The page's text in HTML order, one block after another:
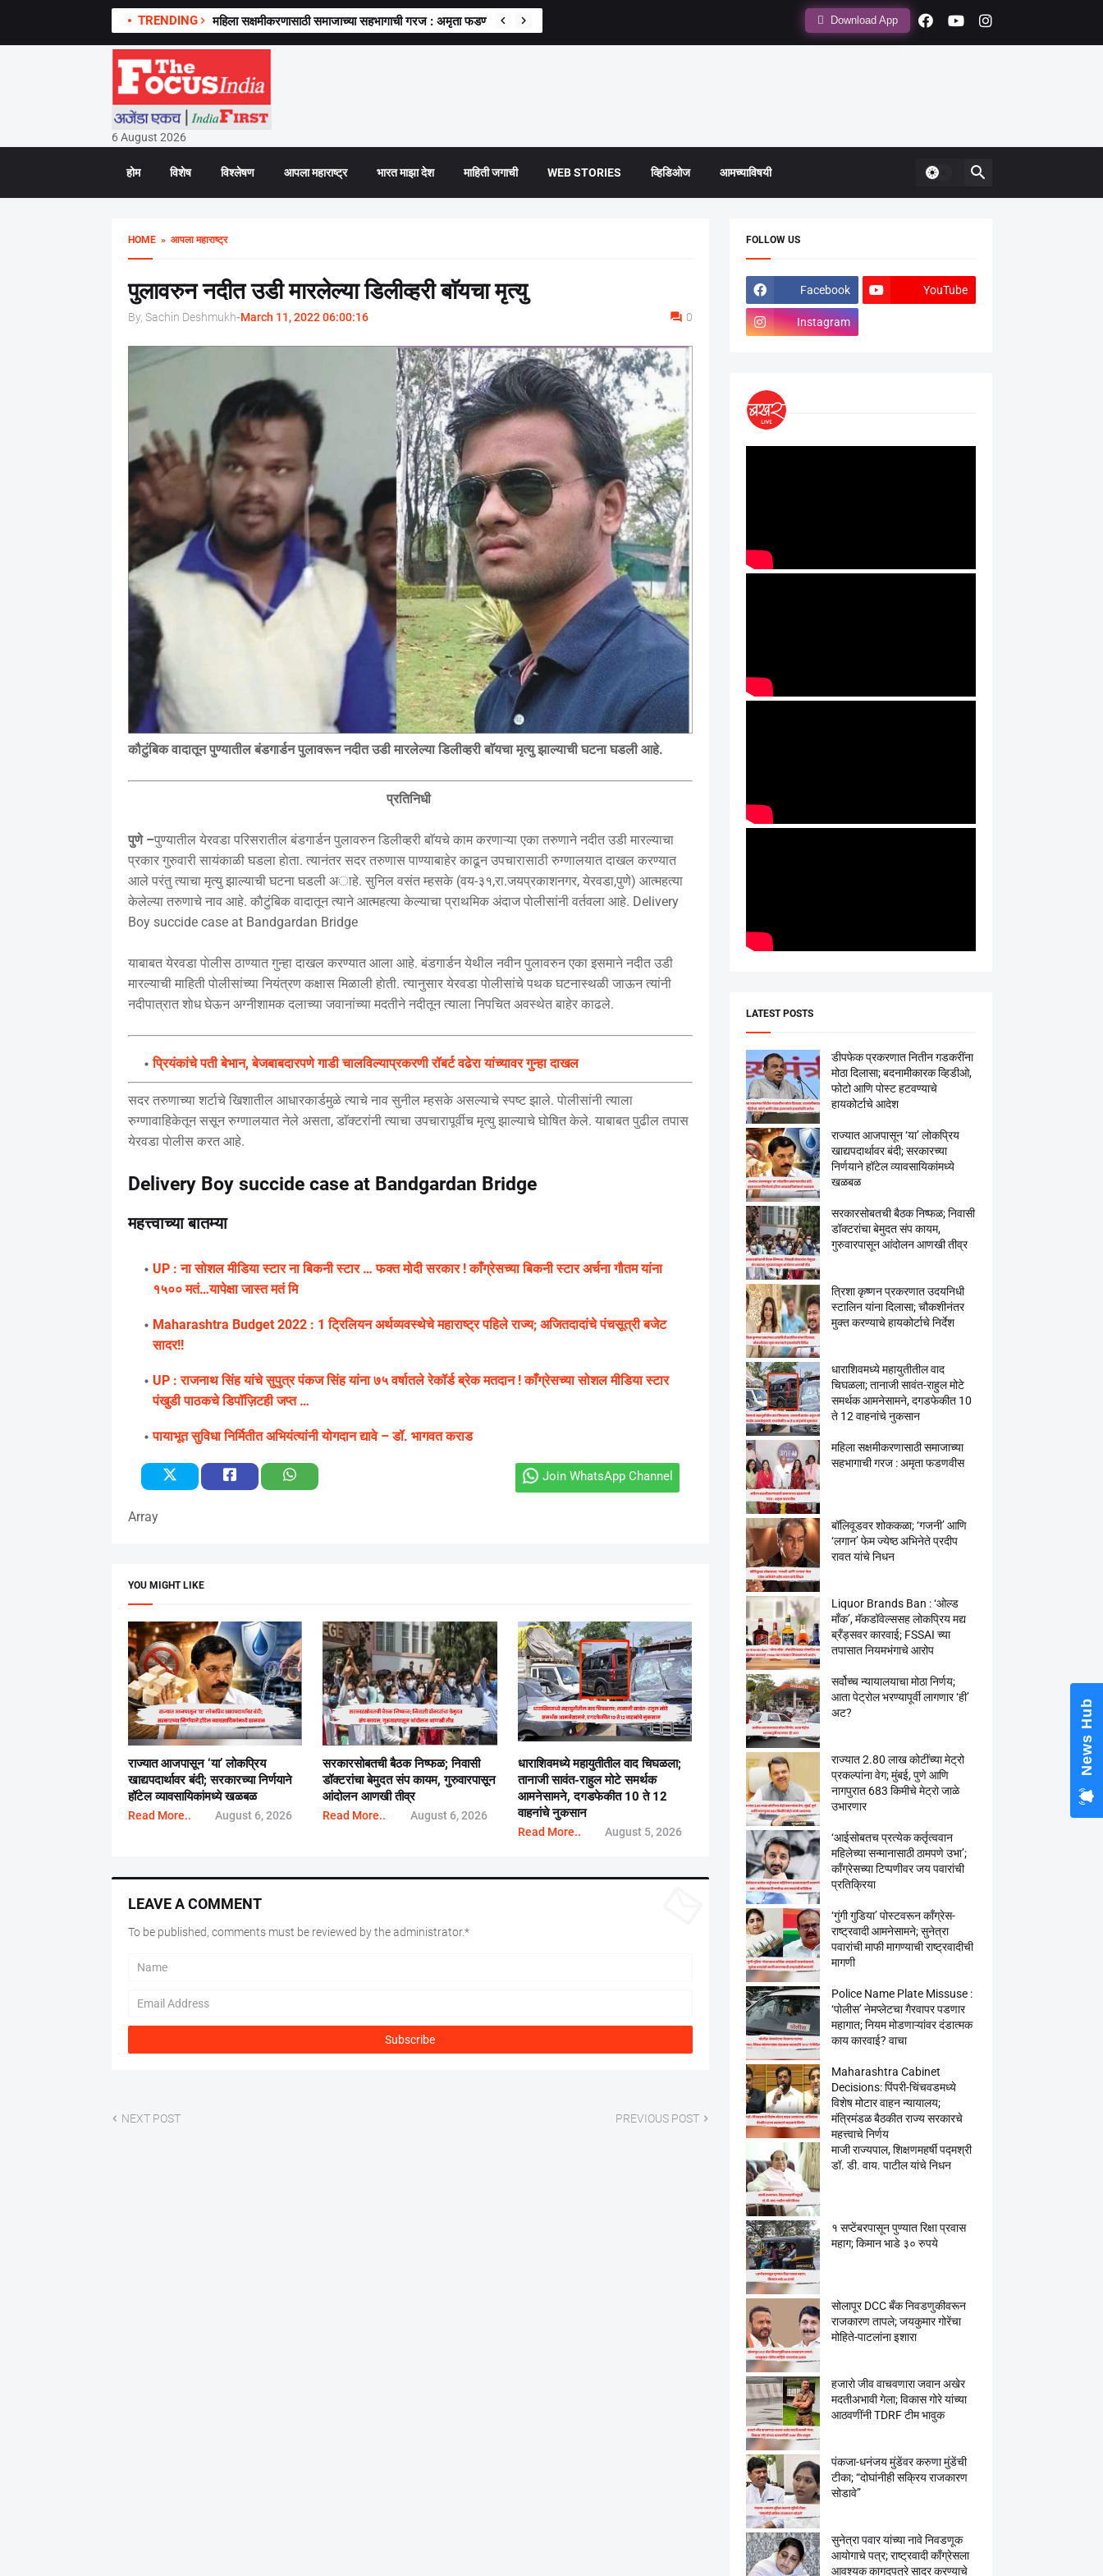
TRENDING महिला सक्षमीकरणासाठी समाजाच्या सहभागाची गरज : अमृता फडणवीस Download App
6 August 2026
होम विशेष विश्लेषण आपला महाराष्ट्र भारत माझा देश माहिती जगाची WEB STORIES व्हिडिओज आमच्याविषयी
HOME» आपला महाराष्ट्र
पुलावरुन नदीत उडी मारलेल्या डिलीव्हरी बाॅयचा मृत्यु
By, Sachin Deshmukh-March 11, 2022 06:00:16 0
कौटुंबिक वादातून पुण्यातील बंडगार्डन पुलावरून नदीत उडी मारलेल्या डिलीव्हरी बाॅयचा मृत्यु झाल्याची घटना घडली आहे.
प्रतिनिधी
पुणे –पुण्यातील येरवडा परिसरातील बंडगार्डन पुलावरुन डिलीव्हरी बाॅयचे काम करणाऱ्या एका तरुणाने नदीत उडी मारल्याचा
प्रकार गुरुवारी सायंकाळी घडला हाेता. त्यानंतर सदर तरुणास पाण्याबाहेर काढून उपचारासाठी रुग्णालयात दाखल करण्यात
आले परंतु त्याचा मृत्यु झाल्याची घटना घडली अाहे. सुनिल वसंत म्हसके (वय-३१,रा.जयप्रकाशनगर, येरवडा,पुणे) आत्महत्या
केलेल्या तरुणाचे नाव आहे. काैटुंबिक वादातून त्याने आत्महत्या केल्याचा प्राथमिक अंदाज पाेलीसांनी वर्तवला आहे. Delivery
Boy succide case at Bandgardan Bridge
याबाबत येरवडा पाेलीस ठाण्यात गुन्हा दाखल करण्यात आला आहे. बंडगार्डन येथील नवीन पुलावरुन एका इसमाने नदीत उडी
मारल्याची माहिती पाेलीसांच्या नियंत्रण कक्षास मिळाली हाेती. त्यानुसार येरवडा पाेलीसांचे पथक घटनास्थळी जाऊन त्यांनी
नदीपात्रात शाेध घेऊन अग्नीशामक दलाच्या जवानांच्या मदतीने नदीतून त्याला निपचित अवस्थेत बाहेर काढले.
प्रियंकांचे पती बेभान, बेजबाबदारपणे गाडी चालविल्याप्रकरणी रॉबर्ट वढेरा यांच्यावर गुन्हा दाखल
सदर तरुणाच्या शर्टाचे खिशातील आधारकार्डमुळे त्याचे नाव सुनील म्हसके असल्याचे स्पष्ट झाले. पाेलीसांनी त्याला
रुग्णावाहिकेतून ससून रुग्णालयात नेले असता, डाॅक्टरांनी त्याचा उपचारापूर्वीच मृत्यु झाल्याचे घाेषित केले. याबाबत पुढील तपास
येरवडा पाेलीस करत आहे.
Delivery Boy succide case at Bandgardan Bridge
महत्त्वाच्या बातम्या
UP : ना सोशल मीडिया स्टार ना बिकनी स्टार … फक्त मोदी सरकार ! काँग्रेसच्या बिकनी स्टार अर्चना गौतम यांना
१५०० मतं…यापेक्षा जास्त मतं मि
Maharashtra Budget 2022 : 1 ट्रिलियन अर्थव्यवस्थेचे महाराष्ट्र पहिले राज्य; अजितदादांचे पंचसूत्री बजेट
सादर!!
UP : राजनाथ सिंह यांचे सुपुत्र पंकज सिंह यांना ७५ वर्षातले रेकॉर्ड ब्रेक मतदान ! काँग्रेसच्या सोशल मीडिया स्टार
पंखुडी पाठकचे डिपॉज़िटही जप्त …
पायाभूत सुविधा निर्मितीत अभियंत्यांनी योगदान द्यावे – डॉ. भागवत कराड
Join WhatsApp Channel
Array
YOU MIGHT LIKE
राज्यात आजपासून ‘या’ लोकप्रिय
खाद्यपदार्थावर बंदी; सरकारच्या निर्णयाने
हॉटेल व्यावसायिकांमध्ये खळबळ
Read More.. August 6, 2026
सरकारसोबतची बैठक निष्फळ; निवासी
डॉक्टरांचा बेमुदत संप कायम, गुरुवारपासून
आंदोलन आणखी तीव्र
Read More.. August 6, 2026
धाराशिवमध्ये महायुतीतील वाद चिघळला;
तानाजी सावंत-राहुल मोटे समर्थक
आमनेसामने, दगडफेकीत 10 ते 12
वाहनांचे नुकसान
Read More.. August 5, 2026
LEAVE A COMMENT
To be published, comments must be reviewed by the administrator.*
NEXT POST PREVIOUS POST
FOLLOW US
Facebook YouTube
Instagram
LATEST POSTS
डीपफेक प्रकरणात नितीन गडकरींना
मोठा दिलासा; बदनामीकारक व्हिडीओ,
फोटो आणि पोस्ट हटवण्याचे
हायकोर्टाचे आदेश
राज्यात आजपासून ‘या’ लोकप्रिय
खाद्यपदार्थावर बंदी; सरकारच्या
निर्णयाने हॉटेल व्यावसायिकांमध्ये
खळबळ
सरकारसोबतची बैठक निष्फळ; निवासी
डॉक्टरांचा बेमुदत संप कायम,
गुरुवारपासून आंदोलन आणखी तीव्र
त्रिशा कृष्णन प्रकरणात उदयनिधी
स्टालिन यांना दिलासा; चौकशीनंतर
मुक्त करण्याचे हायकोर्टाचे निर्देश
धाराशिवमध्ये महायुतीतील वाद
चिघळला; तानाजी सावंत-राहुल मोटे
समर्थक आमनेसामने, दगडफेकीत 10
ते 12 वाहनांचे नुकसान
महिला सक्षमीकरणासाठी समाजाच्या
सहभागाची गरज : अमृता फडणवीस
बॉलिवूडवर शोककळा; ‘गजनी’ आणि
‘लगान’ फेम ज्येष्ठ अभिनेते प्रदीप
रावत यांचे निधन
Liquor Brands Ban : ‘ओल्ड
मॉंक’, मॅकडॉवेल्ससह लोकप्रिय मद्य
ब्रँड्सवर कारवाई; FSSAI च्या
तपासात नियमभंगाचे आरोप
सर्वोच्च न्यायालयाचा मोठा निर्णय;
आता पेट्रोल भरण्यापूर्वी लागणार ‘ही’
अट?
राज्यात 2.80 लाख कोटींच्या मेट्रो
प्रकल्पांना वेग; मुंबई, पुणे आणि
नागपुरात 683 किमीचे मेट्रो जाळे
उभारणार
‘आईसोबतच प्रत्येक कर्तृत्ववान
महिलेच्या सन्मानासाठी ठामपणे उभा’;
काँग्रेसच्या टिप्पणीवर जय पवारांची
प्रतिक्रिया
‘गुंगी गुडिया’ पोस्टवरून काँग्रेस-
राष्ट्रवादी आमनेसामने; सुनेत्रा
पवारांची माफी मागण्याची राष्ट्रवादीची
मागणी
Police Name Plate Missuse :
‘पोलीस’ नेमप्लेटचा गैरवापर पडणार
महागात; नियम मोडणाऱ्यांवर दंडात्मक
काय कारवाई? वाचा
Maharashtra Cabinet
Decisions: पिंपरी-चिंचवडमध्ये
विशेष मोटार वाहन न्यायालय;
मंत्रिमंडळ बैठकीत राज्य सरकारचे
महत्त्वाचे निर्णय
माजी राज्यपाल, शिक्षणमहर्षी पद्मश्री
डॉ. डी. वाय. पाटील यांचे निधन
१ सप्टेंबरपासून पुण्यात रिक्षा प्रवास
महाग; किमान भाडे ३० रुपये
सोलापूर DCC बँक निवडणुकीवरून
राजकारण तापले; जयकुमार गोरेंचा
मोहिते-पाटलांना इशारा
हजारो जीव वाचवणारा जवान अखेर
मदतीअभावी गेला; विकास गोरे यांच्या
आठवणींनी TDRF टीम भावुक
पंकजा-धनंजय मुंडेंवर करुणा मुंडेंची
टीका; “दोघांनीही सक्रिय राजकारण
सोडावे”
सुनेत्रा पवार यांच्या नावे निवडणूक
आयोगाचे पत्र; राष्ट्रवादी काँग्रेसला
आवश्यक कागदपत्रे सादर करण्याचे
News Hub